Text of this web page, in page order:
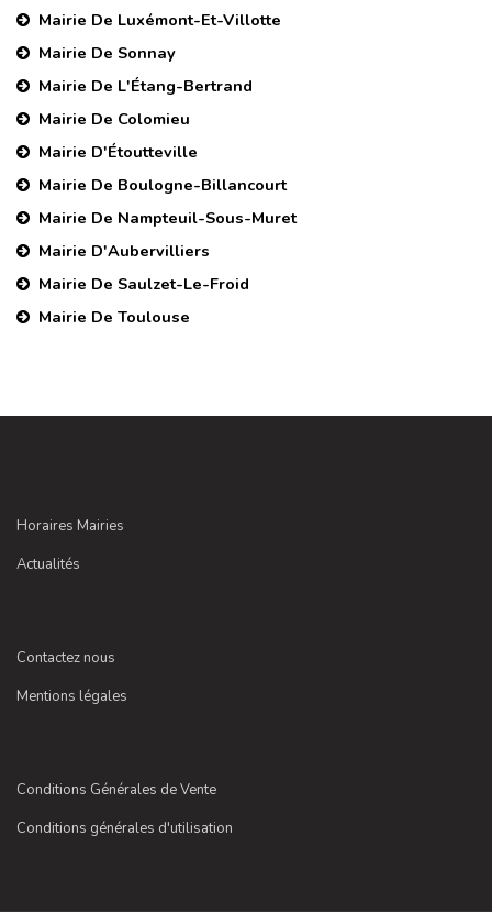
Mairie De Luxémont-Et-Villotte
Mairie De Sonnay
Mairie De L'Étang-Bertrand
Mairie De Colomieu
Mairie D'Étoutteville
Mairie De Boulogne-Billancourt
Mairie De Nampteuil-Sous-Muret
Mairie D'Aubervilliers
Mairie De Saulzet-Le-Froid
Mairie De Toulouse
Horaires Mairies
Actualités
Contactez nous
Mentions légales
Conditions Générales de Vente
Conditions générales d'utilisation